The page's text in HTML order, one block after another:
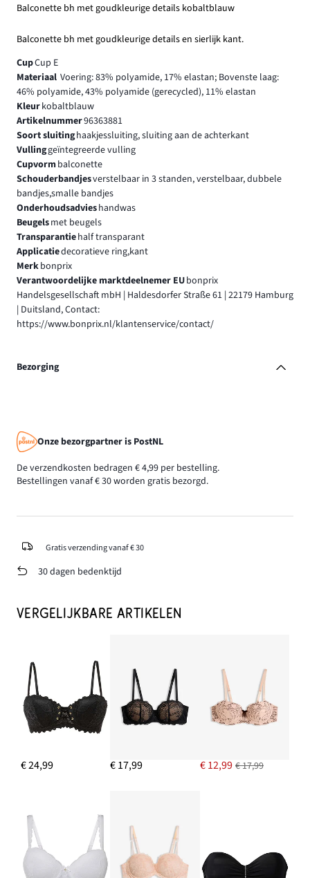
Balconette bh met goudkleurige details kobaltblauw
Balconette bh met goudkleurige details en sierlijk kant.
CupCup E
Materiaal Voering: 83% polyamide, 17% elastan; Bovenste laag:
46% polyamide, 43% polyamide (gerecycled), 11% elastan
Kleurkobaltblauw
Artikelnummer96363881
Soort sluitinghaakjessluiting, sluiting aan de achterkant
Vullinggeïntegreerde vulling
Cupvormbalconette
Schouderbandjesverstelbaar in 3 standen, verstelbaar, dubbele
bandjes,smalle bandjes
Onderhoudsadvieshandwas
Beugelsmet beugels
Transparantiehalf transparant
Applicatiedecoratieve ring,kant
Merkbonprix
Verantwoordelijke marktdeelnemer EUbonprix
Handelsgesellschaft mbH | Haldesdorfer Straße 61 | 22179 Hamburg
| Duitsland, Contact:
https://www.bonprix.nl/klantenservice/contact/
Bezorging
Onze bezorgpartner is PostNL
De verzendkosten bedragen € 4,99 per bestelling.
Bestellingen vanaf € 30 worden gratis bezorgd.
Gratis verzending vanaf € 30
30 dagen bedenktijd
VERGELIJKBARE ARTIKELEN
€ 24,99 € 17,99 € 12,99 € 17,99